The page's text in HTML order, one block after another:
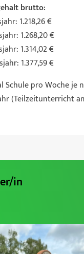
brutto:
1.218,26 €
1.268,20 €
1.314,02 €
1.377,59 €
Schule pro Woche je
(Teilzeitunterricht
in